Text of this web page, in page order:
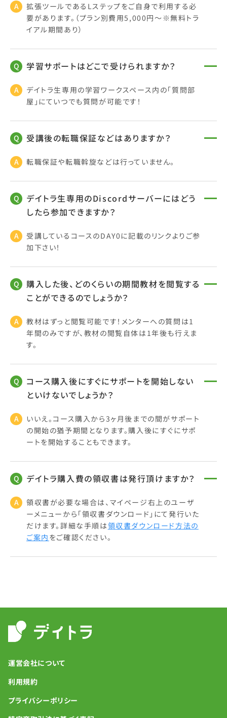
拡張ツールであるLステップをご自身で利用する必
要があります。（プラン別費用5,000円〜※無料トラ
イアル期間あり）
学習サポートはどこで受けられますか？
デイトラ生専用の学習ワークスペース内の「質問部
屋」にていつでも質問が可能です！
受講後の転職保証などはありますか？
転職保証や転職斡旋などは行っていません。
デイトラ生専用のDiscordサーバーにはどう
したら参加できますか？
受講しているコースのDAY0に記載のリンクよりご参
加下さい！
購入した後、どのくらいの期間教材を閲覧する
ことができるのでしょうか？
教材はずっと閲覧可能です！メンターへの質問は1
年間のみですが、教材の閲覧自体は1年後も行えま
す。
コース購入後にすぐにサポートを開始しない
といけないでしょうか？
いいえ。コース購入から3ヶ月後までの間がサポート
の開始の猶予期間となります。購入後にすぐにサポ
ートを開始することもできます。
デイトラ購入費の領収書は発行頂けますか？
領収書が必要な場合は、マイページ右上のユーザ
ーメニューから「領収書ダウンロード」にて発行いた
だけます。詳細な手順は領収書ダウンロード方法の
ご案内 をご確認ください。
運営会社について
利用規約
プライバシーポリシー